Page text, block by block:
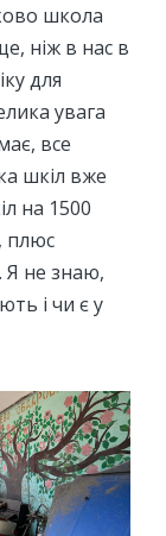
школа
ніж в нас в
для
увага
все
шкіл вже
на 1500
плюс
Я не знаю,
і чи є у